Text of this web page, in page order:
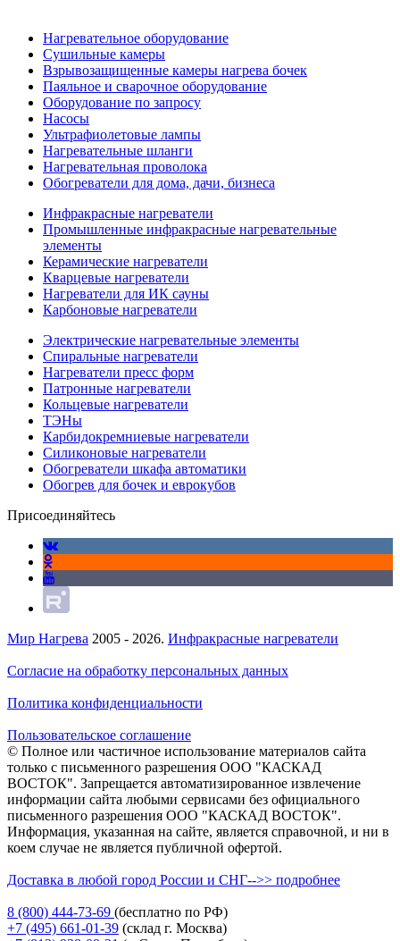
Нагревательное оборудование
Сушильные камеры
Взрывозащищенные камеры нагрева бочек
Паяльное и сварочное оборудование
Оборудование по запросу
Насосы
Ультрафиолетовые лампы
Нагревательные шланги
Нагревательная проволока
Обогреватели для дома, дачи, бизнеса
Инфракрасные нагреватели
Промышленные инфракрасные нагревательные
элементы
Керамические нагреватели
Кварцевые нагреватели
Нагреватели для ИК сауны
Карбоновые нагреватели
Электрические нагревательные элементы
Спиральные нагреватели
Нагреватели пресс форм
Патронные нагреватели
Кольцевые нагреватели
ТЭНы
Карбидокремниевые нагреватели
Силиконовые нагреватели
Обогреватели шкафа автоматики
Обогрев для бочек и еврокубов
Присоединяйтесь
Мир Нагрева 2005 - 2026. Инфракрасные нагреватели
Согласие на обработку персональных данных
Политика конфиденциальности
Пользовательское соглашение
© Полное или частичное использование материалов сайта
только с письменного разрешения ООО "КАСКАД
ВОСТОК". Запрещается автоматизированное извлечение
информации сайта любыми сервисами без официального
письменного разрешения ООО "КАСКАД ВОСТОК".
Информация, указанная на сайте, является справочной, и ни в
коем случае не является публичной офертой.
Доставка в любой город России и СНГ-->> подробнее
8 (800) 444-73-69 (бесплатно по РФ)
+7 (495) 661-01-39 (склад г. Москва)